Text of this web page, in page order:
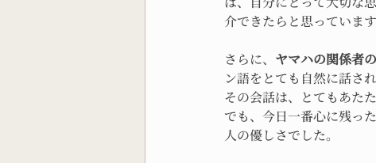
介できたらと思っています
さらに、 ヤマハの関係者
ン語をとても自然に話さ
その会話は、とてもあた
でも、今日一番心に残っ
人の優しさでした。